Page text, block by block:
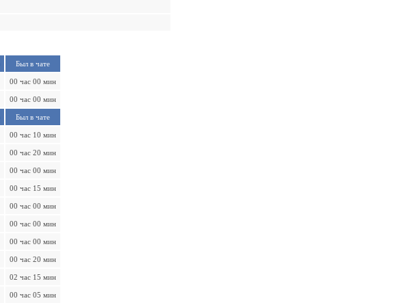
Был в чате
00 час 00 мин
00 час 00 мин
Был в чате
00 час 10 мин
00 час 20 мин
00 час 00 мин
00 час 15 мин
00 час 00 мин
00 час 00 мин
00 час 00 мин
00 час 20 мин
02 час 15 мин
00 час 05 мин